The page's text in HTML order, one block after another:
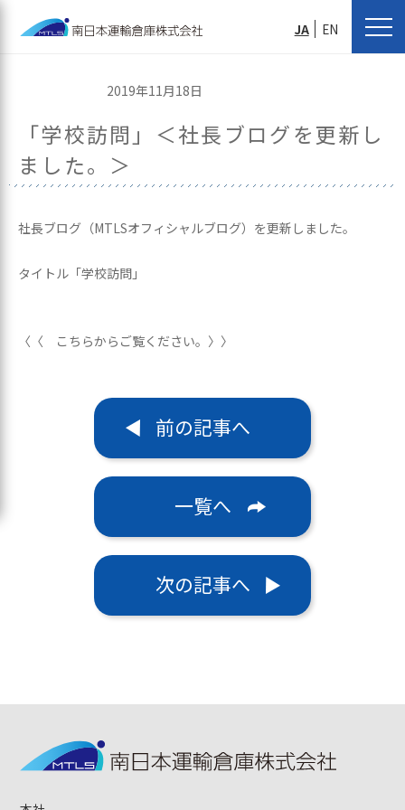
JA EN
2019年11月18日
「学校訪問」＜社長ブログを更新し
ました。＞
社長ブログ（MTLSオフィシャルブログ）を更新しました。
タイトル「学校訪問」
〈〈 こちらからご覧ください。〉〉
前の記事へ
一覧へ
次の記事へ